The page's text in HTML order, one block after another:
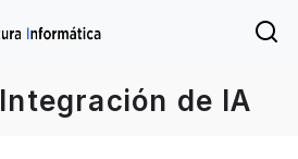
Integración de IA